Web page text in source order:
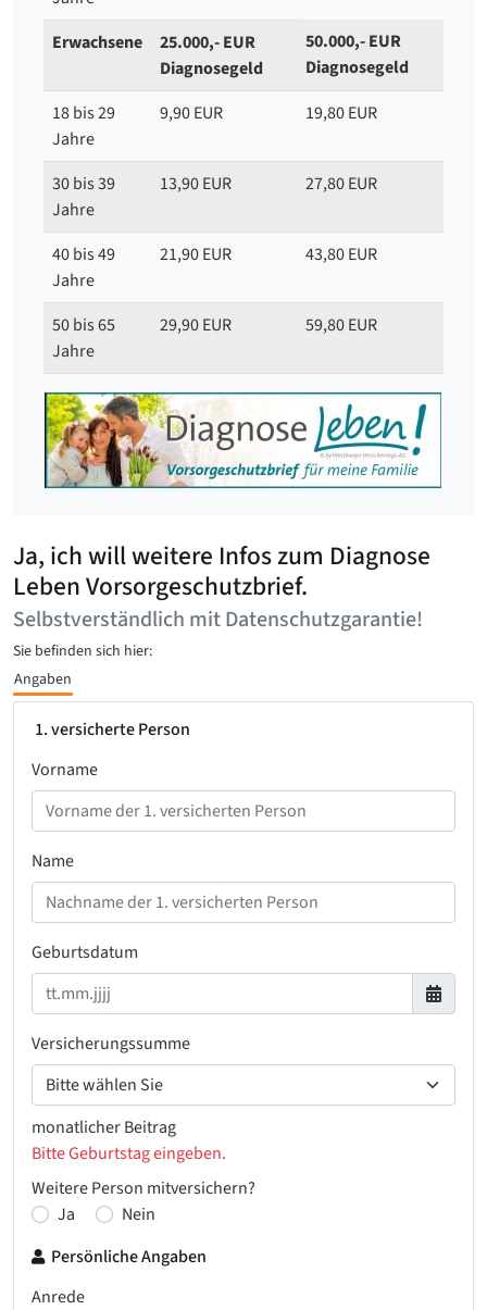
Erwachsene
25.000,- EUR
Diagnosegeld
50.000,- EUR
Diagnosegeld
18 bis 29
Jahre
9,90 EUR 19,80 EUR
30 bis 39
Jahre
13,90 EUR 27,80 EUR
40 bis 49
Jahre
21,90 EUR 43,80 EUR
50 bis 65
Jahre
29,90 EUR 59,80 EUR
Ja, ich will weitere Infos zum Diagnose
Leben Vorsorgeschutzbrief.
Selbstverständlich mit Datenschutzgarantie!
Sie befinden sich hier:
Angaben
1. versicherte Person
Vorname
Name
Geburtsdatum
Versicherungssumme
monatlicher Beitrag
Bitte Geburtstag eingeben.
Weitere Person mitversichern?
Ja
Nein
Persönliche Angaben
Anrede